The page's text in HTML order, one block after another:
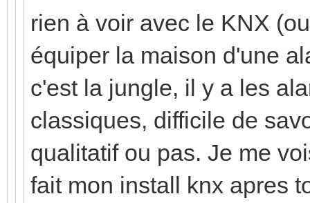
rien à voir avec le KNX
équiper la maison d'une
c'est la jungle, il y a les
classiques, difficile de
qualitatif ou pas. Je me
fait mon install knx apres